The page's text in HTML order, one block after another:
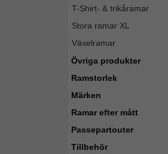
T-Shirt- & trikåramar
Stora ramar XL
Växelramar
Övriga produkter
Ramstorlek
Märken
Ramar efter mått
Passepartouter
Tillbehör